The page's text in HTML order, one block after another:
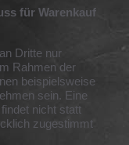
für Warenkauf
Dritte nur
Rahmen der
beispielsweise
sein. Eine
nicht statt
zugestimmt